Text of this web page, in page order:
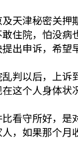
天津秘密关
住院，怕没
出申诉，希望
判以后，上诉
这个人身体状
看守所好，是
，如果那个月